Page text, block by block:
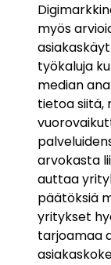
myös
työkaluja
median
tietoa siitä,
arvokasta
auttaa
päätöksiä
yritykset
tarjoamaa